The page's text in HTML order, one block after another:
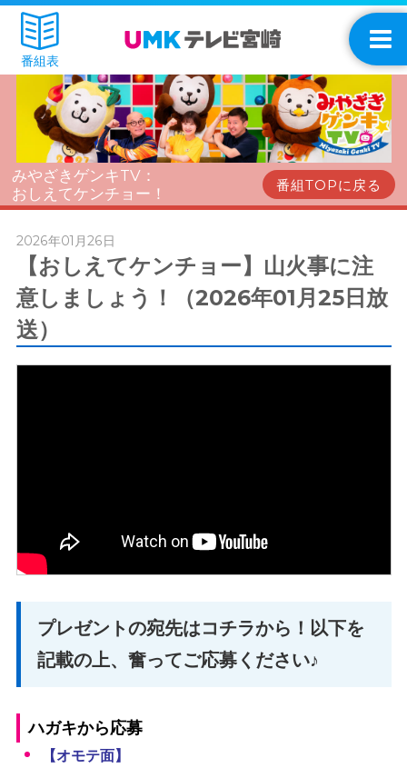
番組表
みやざきゲンキTV：
おしえてケンチョー！
番組TOPに戻る
2026年01月26日
【おしえてケンチョー】山火事に注
意しましょう！（2026年01月25日放
送）
プレゼントの宛先はコチラから！以下を
記載の上、奮ってご応募ください♪
ハガキから応募
【オモテ面】